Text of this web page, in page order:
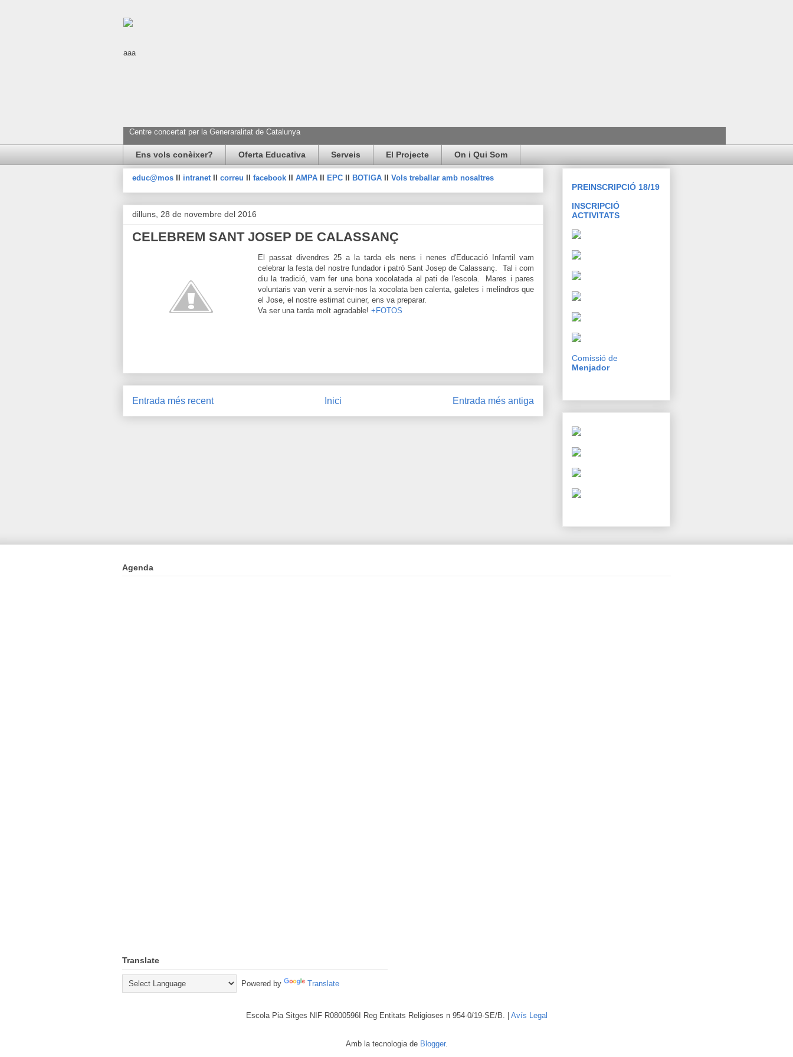
Centre concertat per la Generaralitat de Catalunya
aaa
Ens vols conèixer? Oferta Educativa Serveis El Projecte On i Qui Som
educ@mos intranet correu facebook AMPA EPC BOTIGA Vols treballar amb nosaltres
dilluns, 28 de novembre del 2016
CELEBREM SANT JOSEP DE CALASSANÇ
El passat divendres 25 a la tarda els nens i nenes d'Educació Infantil vam
celebrar la festa del nostre fundador i patró Sant Josep de Calassanç. Tal i com
diu la tradició, vam fer una bona xocolatada al pati de l'escola. Mares i pares
voluntaris van venir a servir-nos la xocolata ben calenta, galetes i melindros que
el Jose, el nostre estimat cuiner, ens va preparar.
Va ser una tarda molt agradable! +FOTOS
Entrada més recent Entrada més antiga
Inici
PREINSCRIPCIÓ 18/19
INSCRIPCIÓ
ACTIVITATS
Comissió de
Menjador
Agenda
Translate
Powered by Translate
Escola Pia Sitges NIF R0800596I Reg Entitats Religioses n 954-0/19-SE/B. | Avís Legal
Amb la tecnologia de Blogger.